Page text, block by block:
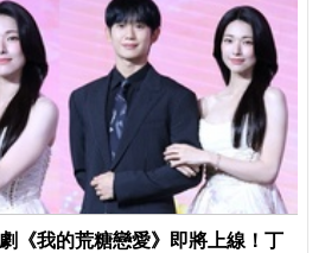
《我的荒糖戀愛》即將上線！丁